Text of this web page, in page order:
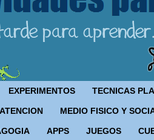
EXPERIMENTOS TECNICAS
ATENCION MEDIO FISICO Y
APPS JUEGOS